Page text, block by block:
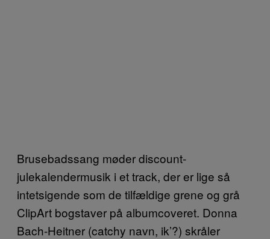
Brusebadssang møder discount-
julekalendermusik i et track, der er lige så
intetsigende som de tilfældige grene og grå
ClipArt bogstaver på albumcoveret. Donna
Bach-Heitner (catchy navn, ik’?) skråler